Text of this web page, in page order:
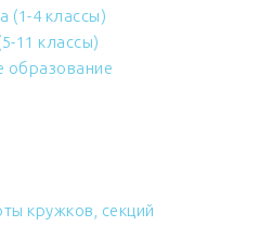
(1-4 классы)
11 классы)
образование
кружков, секций